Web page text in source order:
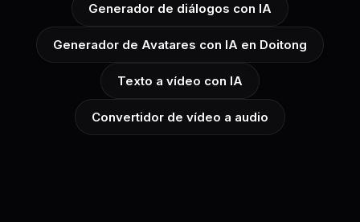
Generador de diálogos con IA
Generador de Avatares con IA en Doitong
Texto a vídeo con IA
Convertidor de vídeo a audio